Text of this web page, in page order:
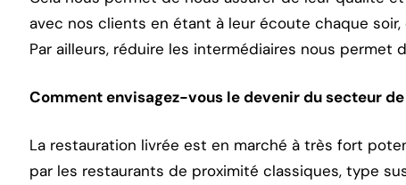
avec nos clients en étant à leur écoute chaque
Par ailleurs, réduire les intermédiaires nous
Comment envisagez-vous le devenir du secteur
La restauration livrée est en marché à très fort
par les restaurants de proximité classiques, type